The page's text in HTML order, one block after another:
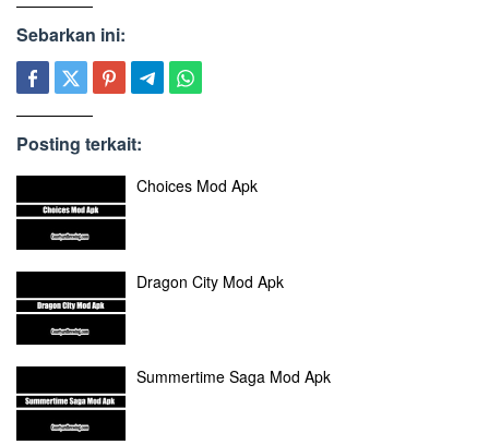
Sebarkan ini:
Posting terkait:
Choices Mod Apk
Dragon City Mod Apk
Summertime Saga Mod Apk